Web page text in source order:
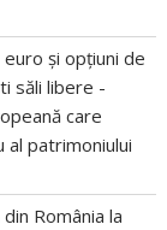
și opțiuni de
săli libere -
care
al patrimoniului
România la